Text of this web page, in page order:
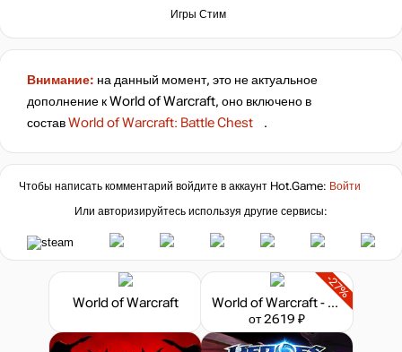
Игры Стим
Внимание: на данный момент, это не актуальное
дополнение к World of Warcraft, оно включено в
составWorld of Warcraft: Battle Chest .
Чтобы написать комментарий войдите в аккаунт Hot.Game: Войти
Или авторизируйтесь используя другие сервисы:
World of Warcraft
-27%
World of Warcraft - 60 дней
от 2619 ₽